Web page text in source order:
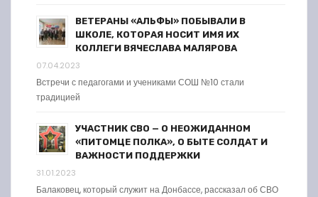
ВЕТЕРАНЫ «АЛЬФЫ» ПОБЫВАЛИ В
ШКОЛЕ, КОТОРАЯ НОСИТ ИМЯ ИХ
КОЛЛЕГИ ВЯЧЕСЛАВА МАЛЯРОВА
07.04.2023
Встречи с педагогами и учениками СОШ №10 стали
традицией
УЧАСТНИК СВО — О НЕОЖИДАННОМ
«ПИТОМЦЕ ПОЛКА», О БЫТЕ СОЛДАТ И
ВАЖНОСТИ ПОДДЕРЖКИ
31.01.2023
Балаковец, который служит на Донбассе, рассказал об СВО